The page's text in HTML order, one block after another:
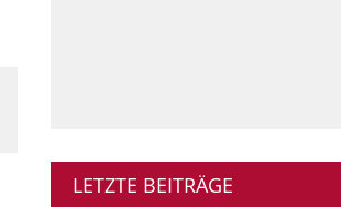
LETZTE BEITRÄGE